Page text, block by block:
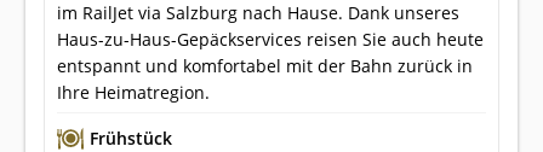
im RailJet via Salzburg nach Hause. Dank unseres
Haus-zu-Haus-Gepäckservices reisen Sie auch heute
entspannt und komfortabel mit der Bahn zurück in
Ihre Heimatregion.
Frühstück